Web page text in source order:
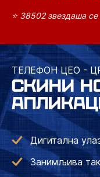
⭐ 38502 звездаша
ТЕЛЕФОН ЦЕО -
СКИНИ
Дигитална
Занимљива